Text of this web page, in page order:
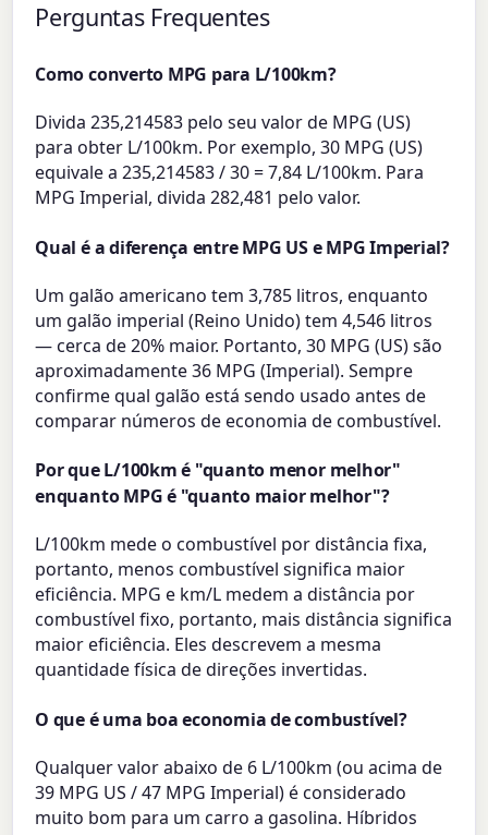
Perguntas Frequentes
Como converto MPG para L/100km?
Divida 235,214583 pelo seu valor de MPG (US)
para obter L/100km. Por exemplo, 30 MPG (US)
equivale a 235,214583 / 30 = 7,84 L/100km. Para
MPG Imperial, divida 282,481 pelo valor.
Qual é a diferença entre MPG US e MPG Imperial?
Um galão americano tem 3,785 litros, enquanto
um galão imperial (Reino Unido) tem 4,546 litros
— cerca de 20% maior. Portanto, 30 MPG (US) são
aproximadamente 36 MPG (Imperial). Sempre
confirme qual galão está sendo usado antes de
comparar números de economia de combustível.
Por que L/100km é "quanto menor melhor"
enquanto MPG é "quanto maior melhor"?
L/100km mede o combustível por distância fixa,
portanto, menos combustível significa maior
eficiência. MPG e km/L medem a distância por
combustível fixo, portanto, mais distância significa
maior eficiência. Eles descrevem a mesma
quantidade física de direções invertidas.
O que é uma boa economia de combustível?
Qualquer valor abaixo de 6 L/100km (ou acima de
39 MPG US / 47 MPG Imperial) é considerado
muito bom para um carro a gasolina. Híbridos